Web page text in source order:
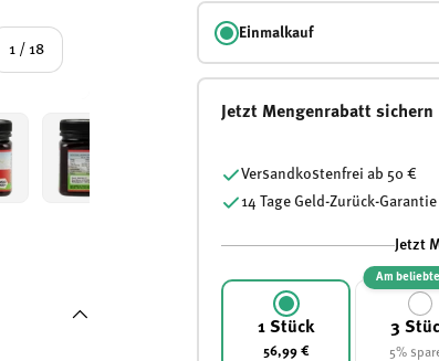
1 /von
18
Bild 7 in Galerieansicht laden
Bild 8 in Galerieansicht laden
Bild 9 in Bild
Einmalkauf
Jetzt Mengenrabatt sichern
Versandkostenfrei ab 50 €
14 Tage Geld-Zurück-Garantie
Jetzt
1 Stück
56,99 €
3
5%
Am